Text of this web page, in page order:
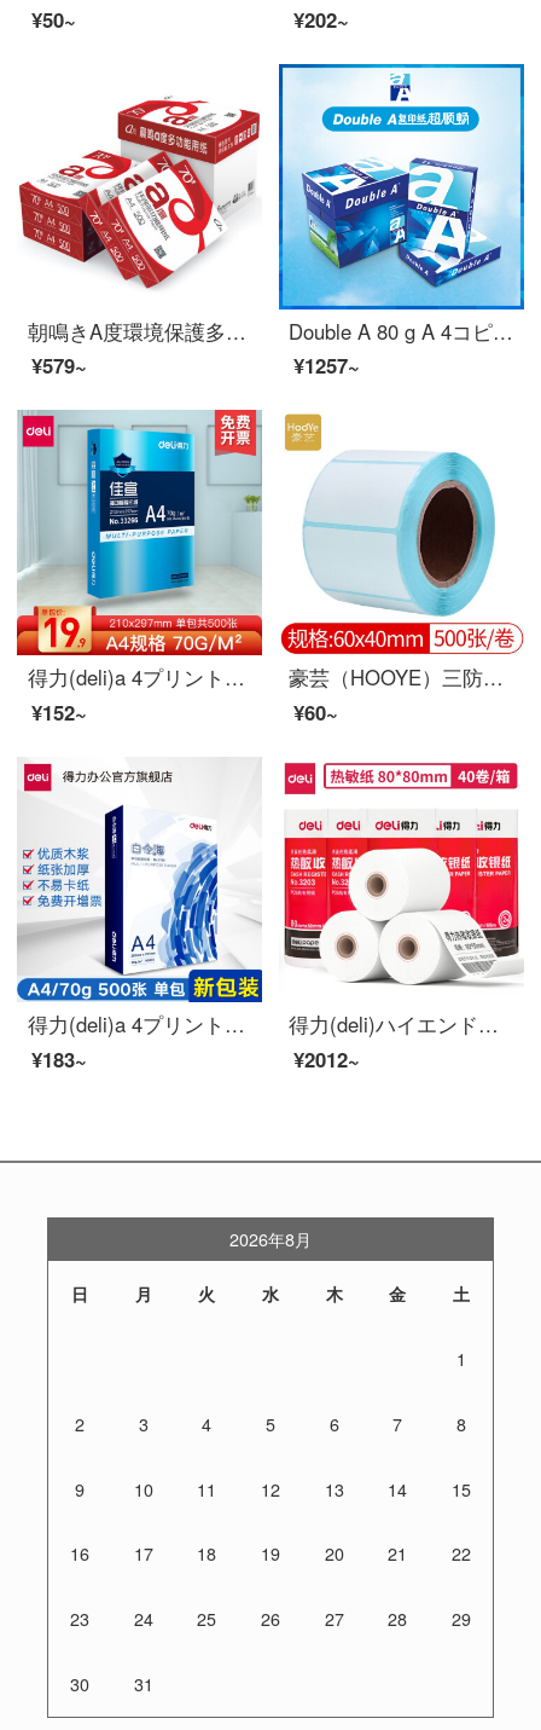
¥50~
¥202~
朝鳴きA度環境保護多機能コピー用紙70 G A 500枚/5パック/箱（2500枚/箱）
¥579~
Double A 80 g A 4コピー用紙500枚/5パック/箱（2500枚）
¥1257~
得力(deli)a 4プリント用紙a 4用紙プリント白い紙コピー用紙70 g 80 g offティス用プリント用紙A 4厚のフルケース佳宣-A 4用紙-70 g
¥152~
豪芸（HOOYE）三防熱敏ラベル印刷紙60*40 mmラベル印刷紙500枚
¥60~
得力(deli)a 4プリント用紙a 4プリント用紙70 gプリント用紙Officeシングル500枚包装1箱-70 g-A 4(297*210 mm)7750
¥183~
得力(deli)ハイエンドルの熱い感応性は銀紙80*80米団のテイクアウトpoスーパーの小さい切符の紙40巻(60メートル/巻)の飲食のレジの印刷紙の十分な米を受け取ります。
¥2012~
2026年8月
日 月 火 水 木 金 土
1
2 3 4 5 6 7 8
9 10 11 12 13 14 15
16 17 18 19 20 21 22
23 24 25 26 27 28 29
30 31